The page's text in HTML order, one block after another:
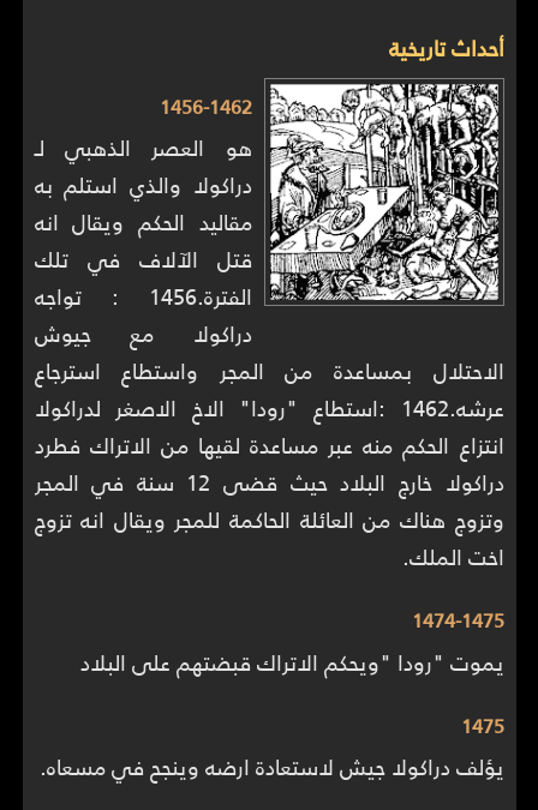
أحداث تاريخية
1456-1462
هو العصر الذهبي لـ
دراكولا والذي استلم به
مقاليد الحكم ويقال انه
قتل الآلاف في تلك
الفترة.1456 : تواجه
دراكولا مع جيوش
الاحتلال بمساعدة من المجر واستطاع استرجاع
عرشه.1462 :استطاع "رودا" الاخ الاصغر لدراكولا
انتزاع الحكم منه عبر مساعدة لقيها من الاتراك فطرد
دراكولا خارج البلاد حيث قضى 12 سنة في المجر
وتزوج هناك من العائلة الحاكمة للمجر ويقال انه تزوج
اخت الملك.
1474-1475
يموت "رودا "ويحكم الاتراك قبضتهم على البلاد
1475
يؤلف دراكولا جيش لاستعادة ارضه وينجح في مسعاه.